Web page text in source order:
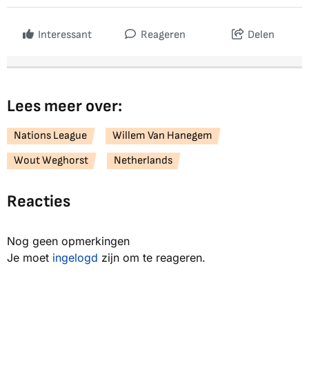
Interessant Reageren Delen
Lees meer over:
Nations League
Willem Van Hanegem
Wout Weghorst
Netherlands
Reacties
Nog geen opmerkingen
Je moet ingelogd zijn om te reageren.